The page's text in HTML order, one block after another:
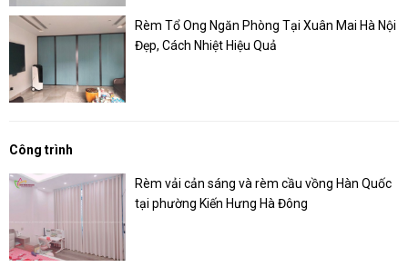
Rèm Tổ Ong Ngăn Phòng Tại Xuân Mai Hà Nội
Đẹp, Cách Nhiệt Hiệu Quả
Công trình
Rèm vải cản sáng và rèm cầu vồng Hàn Quốc
tại phường Kiến Hưng Hà Đông